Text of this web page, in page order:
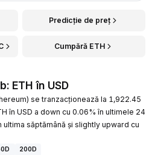
Predicție de preț
Cumpără ETH
ETH în USD
se tranzacționează la 1,922.45
în USD a down cu 0.06% în ultimele 24
săptămână și slightly upward cu
200D